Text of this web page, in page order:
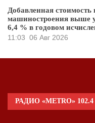
Добавленная
машиностроения выше
6,4 % в годовом
11:03 06 Авг 2026
РАДИО «METRO»